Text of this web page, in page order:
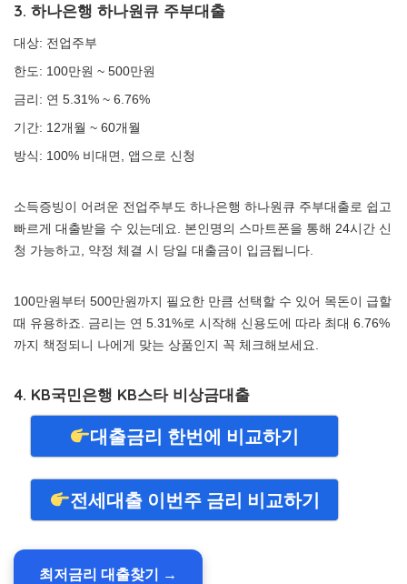
3. 하나은행 하나원큐 주부대출
대상: 전업주부
한도: 100만원 ~ 500만원
금리: 연 5.31% ~ 6.76%
기간: 12개월 ~ 60개월
방식: 100% 비대면, 앱으로 신청
소득증빙이 어려운 전업주부도 하나은행 하나원큐 주부대출로 쉽고
빠르게 대출받을 수 있는데요. 본인명의 스마트폰을 통해 24시간 신
청 가능하고, 약정 체결 시 당일 대출금이 입금됩니다.
100만원부터 500만원까지 필요한 만큼 선택할 수 있어 목돈이 급할
때 유용하죠. 금리는 연 5.31%로 시작해 신용도에 따라 최대 6.76%
까지 책정되니 나에게 맞는 상품인지 꼭 체크해보세요.
4. KB국민은행 KB스타 비상금대출
대출금리 한번에 비교하기
전세대출 이번주 금리 비교하기
최저금리 대출찾기 →